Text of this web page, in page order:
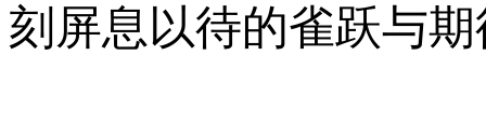
刻屏息以待的雀跃与